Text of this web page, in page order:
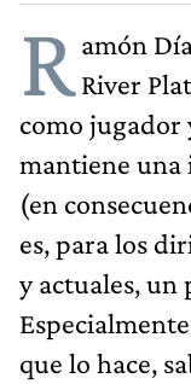
Ramón
River
como jugador
mantiene una
(en
es, para los
y actuales, un
que lo hace,